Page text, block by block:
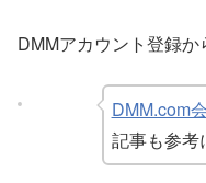
DMMアカウント登録か
DMM.com
記事も参考